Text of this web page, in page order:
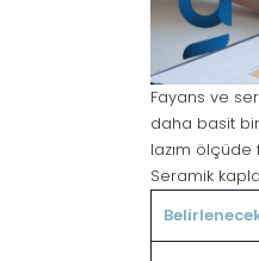
Fayans ve
daha basit
lazım ölçüde
Seramik